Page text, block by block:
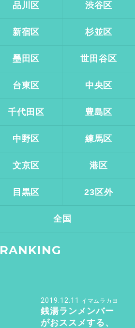
品川区 渋谷区
新宿区 杉並区
墨田区 世田谷区
台東区 中央区
千代田区 豊島区
中野区 練馬区
文京区 港区
目黒区 23区外
全国
RANKING
2019.12.11 イマムラカヨ
銭湯ランメンバー
がおススメする、